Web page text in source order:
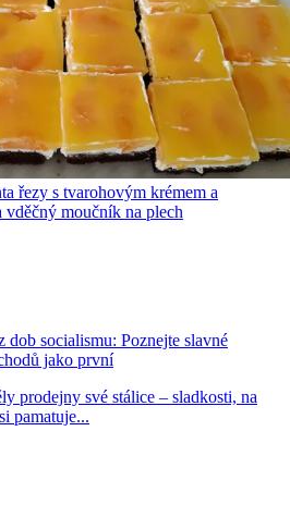
řezy s tvarohovým krémem a
vděčný moučník na plech
socialismu: Poznejte slavné
jako první
prodejny své stálice – sladkosti, na
pamatuje...